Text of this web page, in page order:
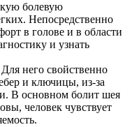
болевую
Непосредственно
в голове и в области
и узнать
него свойственно
и ключицы, из-за
В основном болит шея
человек чувствует